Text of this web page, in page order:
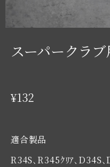
スーパークラ
¥132
適合製品
R34S､R345ｸﾘｱ､D34S